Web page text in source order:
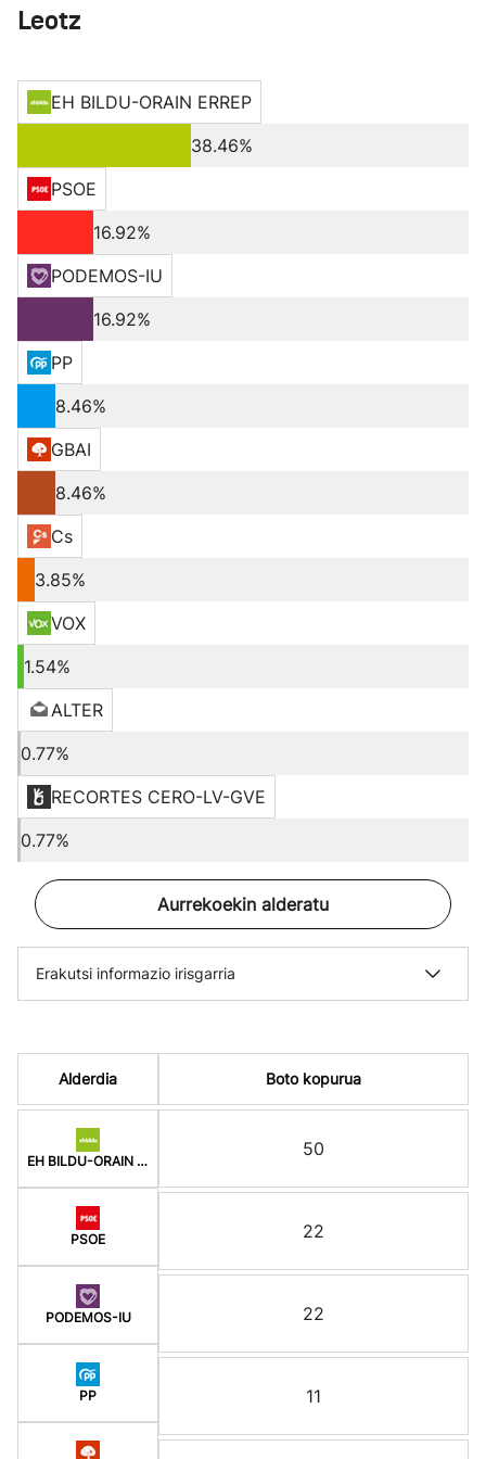
Leotz
EH BILDU-ORAIN ERREP
38.46%
PSOE
16.92%
PODEMOS-IU
16.92%
PP
8.46%
GBAI
8.46%
Cs
3.85%
VOX
1.54%
ALTER
0.77%
RECORTES CERO-LV-GVE
0.77%
Aurrekoekin alderatu
Erakutsi informazio irisgarria
Alderdia
EH BILDU-ORAIN ERREP
PSOE
PODEMOS-IU
PP
Boto kopurua
50
22
22
11